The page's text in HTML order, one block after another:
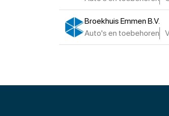
Broekhuis Emmen B.V.
Auto's en toebehoren